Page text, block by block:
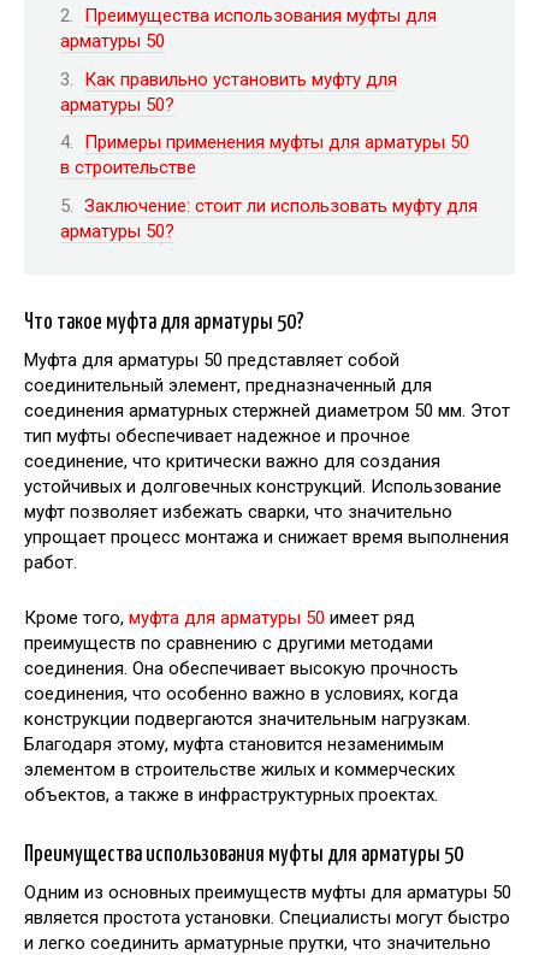
Преимущества использования муфты для
арматуры 50
Как правильно установить муфту для
арматуры 50?
Примеры применения муфты для арматуры 50
в строительстве
Заключение: стоит ли использовать муфту для
арматуры 50?
Что такое муфта для арматуры 50?
Муфта для арматуры 50 представляет собой
соединительный элемент, предназначенный для
соединения арматурных стержней диаметром 50 мм. Этот
тип муфты обеспечивает надежное и прочное
соединение, что критически важно для создания
устойчивых и долговечных конструкций. Использование
муфт позволяет избежать сварки, что значительно
упрощает процесс монтажа и снижает время выполнения
работ.
Кроме того, муфта для арматуры 50 имеет ряд
преимуществ по сравнению с другими методами
соединения. Она обеспечивает высокую прочность
соединения, что особенно важно в условиях, когда
конструкции подвергаются значительным нагрузкам.
Благодаря этому, муфта становится незаменимым
элементом в строительстве жилых и коммерческих
объектов, а также в инфраструктурных проектах.
Преимущества использования муфты для арматуры 50
Одним из основных преимуществ муфты для арматуры 50
является простота установки. Специалисты могут быстро
и легко соединить арматурные прутки, что значительно